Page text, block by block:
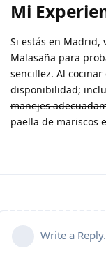
Mi
Si estás en Madrid,
Malasaña para
sencillez. Al
disponibilidad;
manejes
paella de mariscos
Write a